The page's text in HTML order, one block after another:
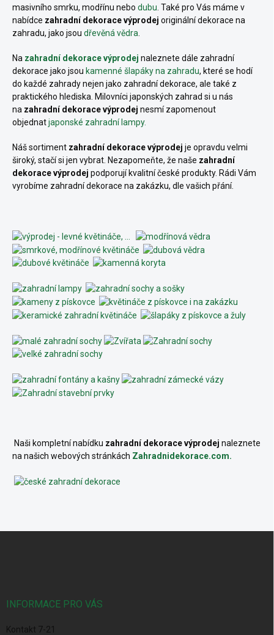
masivního smrku, modřínu nebo dubu . Také pro Vás máme v
nabídce zahradní dekorace výprodej originální dekorace na
zahradu, jako jsou dřevěná vědra
Na zahradní dekorace výprodej naleznete dále zahradní
dekorace jako jsou kamenné šlapáky na zahradu, které se hodí
do každé zahrady nejen jako zahradní dekorace, ale také z
praktického hlediska. Milovníci japonských zahrad si u nás
na zahradní dekorace výprodej nesmí zapomenout
objednatjaponské zahradní lampy.
Náš sortiment zahradní dekorace výprodej je opravdu velmi
široký, stačí si jen vybrat. Nezapomeňte, že naše zahradní
dekorace výprodej podporují kvalitní české produkty. Rádi Vám
vyrobíme zahradní dekorace na zakázku, dle vašich přání.
Naši kompletní nabídku zahradní dekorace výprodej naleznete
na našich webových stránkách Zahradnidekorace.com.
INFORMACE PRO VÁS
Kontakt 7-21